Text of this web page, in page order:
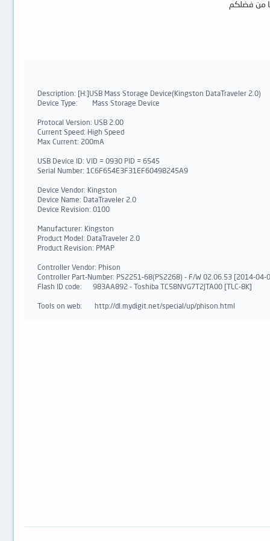
Description: [H:]USB Mass Storage Device(Kingston DataTraveler 2.0)
Device Type:        Mass Storage Device
Protocal Version: USB 2.00
Current Speed: High Speed
Max Current: 200mA
USB Device ID: VID = 0930 PID = 6545
Serial Number: 1C6F654E3F31EF60498245A9
Device Vendor: Kingston
Device Name: DataTraveler 2.0
Device Revision: 0100
Manufacturer: Kingston
Product Model: DataTraveler 2.0
Product Revision: PMAP
Controller Vendor: Phison
Controller Part-Number: PS2251-68(PS2268) - F/W 02.06.53 [2014-04-
Flash ID code:      983AA892 - Toshiba TC58NVG7T2JTA00 [TLC-8K]
Tools on web:       http://dl.mydigit.net/special/up/phison.html